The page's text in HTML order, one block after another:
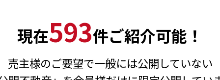
現在593件ご紹介可能！
売主様のご要望で一般には公開していない